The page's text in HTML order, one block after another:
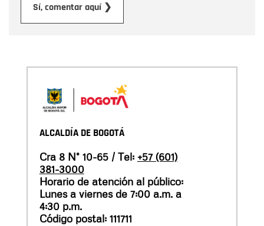
Sí, comentar aquí ❯
ALCALDÍA DE BOGOTÁ
Cra 8 N° 10-65 / Tel: +57 (601)
381-3000
Horario de atención al público:
Lunes a viernes de 7:00 a.m. a
4:30 p.m.
Código postal: 111711